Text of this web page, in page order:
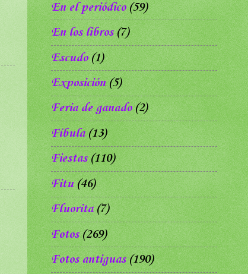
En el periódico (59)
En los libros (7)
Escudo (1)
Exposición (5)
Feria de ganado (2)
Fíbula (13)
Fiestas (110)
Fitu (46)
Fluorita (7)
Fotos (269)
Fotos antiguas (190)